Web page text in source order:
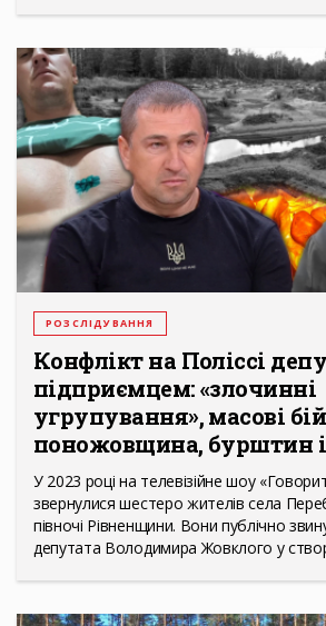
РОЗСЛІДУВАННЯ
Конфлікт на Поліссі
підприємцем: «злочинні
угрупування», масові
поножовщина, бурштин
У 2023 році на телевізійне шоу
звернулися шестеро жителів села
півночі Рівненщини. Вони публічно
депутата Володимира Жовклого у